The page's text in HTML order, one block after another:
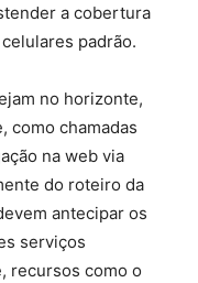
a cobertura
padrão.
no horizonte,
como chamadas
na web via
do roteiro da
antecipar os
serviços
recursos como o